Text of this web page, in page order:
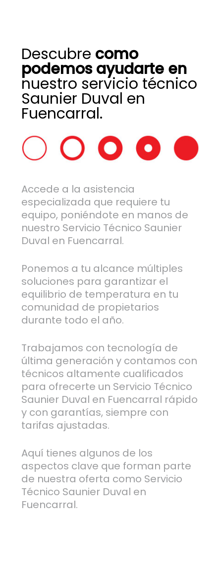
Descubre como
podemos ayudarte en
nuestro servicio técnico
Saunier Duval en
Fuencarral.
Accede a la asistencia
especializada que requiere tu
equipo, poniéndote en manos de
nuestro Servicio Técnico Saunier
Duval en Fuencarral.
Ponemos a tu alcance múltiples
soluciones para garantizar el
equilibrio de temperatura en tu
comunidad de propietarios
durante todo el año.
Trabajamos con tecnología de
última generación y contamos con
técnicos altamente cualificados
para ofrecerte un Servicio Técnico
Saunier Duval en Fuencarral rápido
y con garantías, siempre con
tarifas ajustadas.
Aquí tienes algunos de los
aspectos clave que forman parte
de nuestra oferta como Servicio
Técnico Saunier Duval en
Fuencarral.